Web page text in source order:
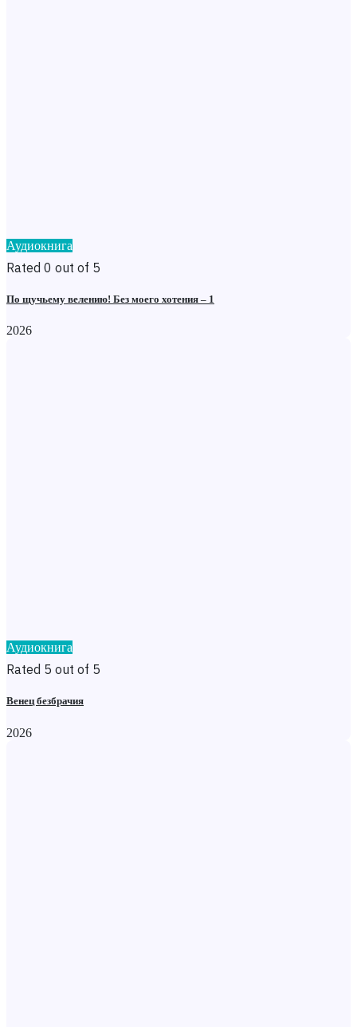
Аудиокнига
Rated 0 out of 5
По щучьему велению! Без моего хотения – 1
2026
Аудиокнига
Rated 5 out of 5
Венец безбрачия
2026